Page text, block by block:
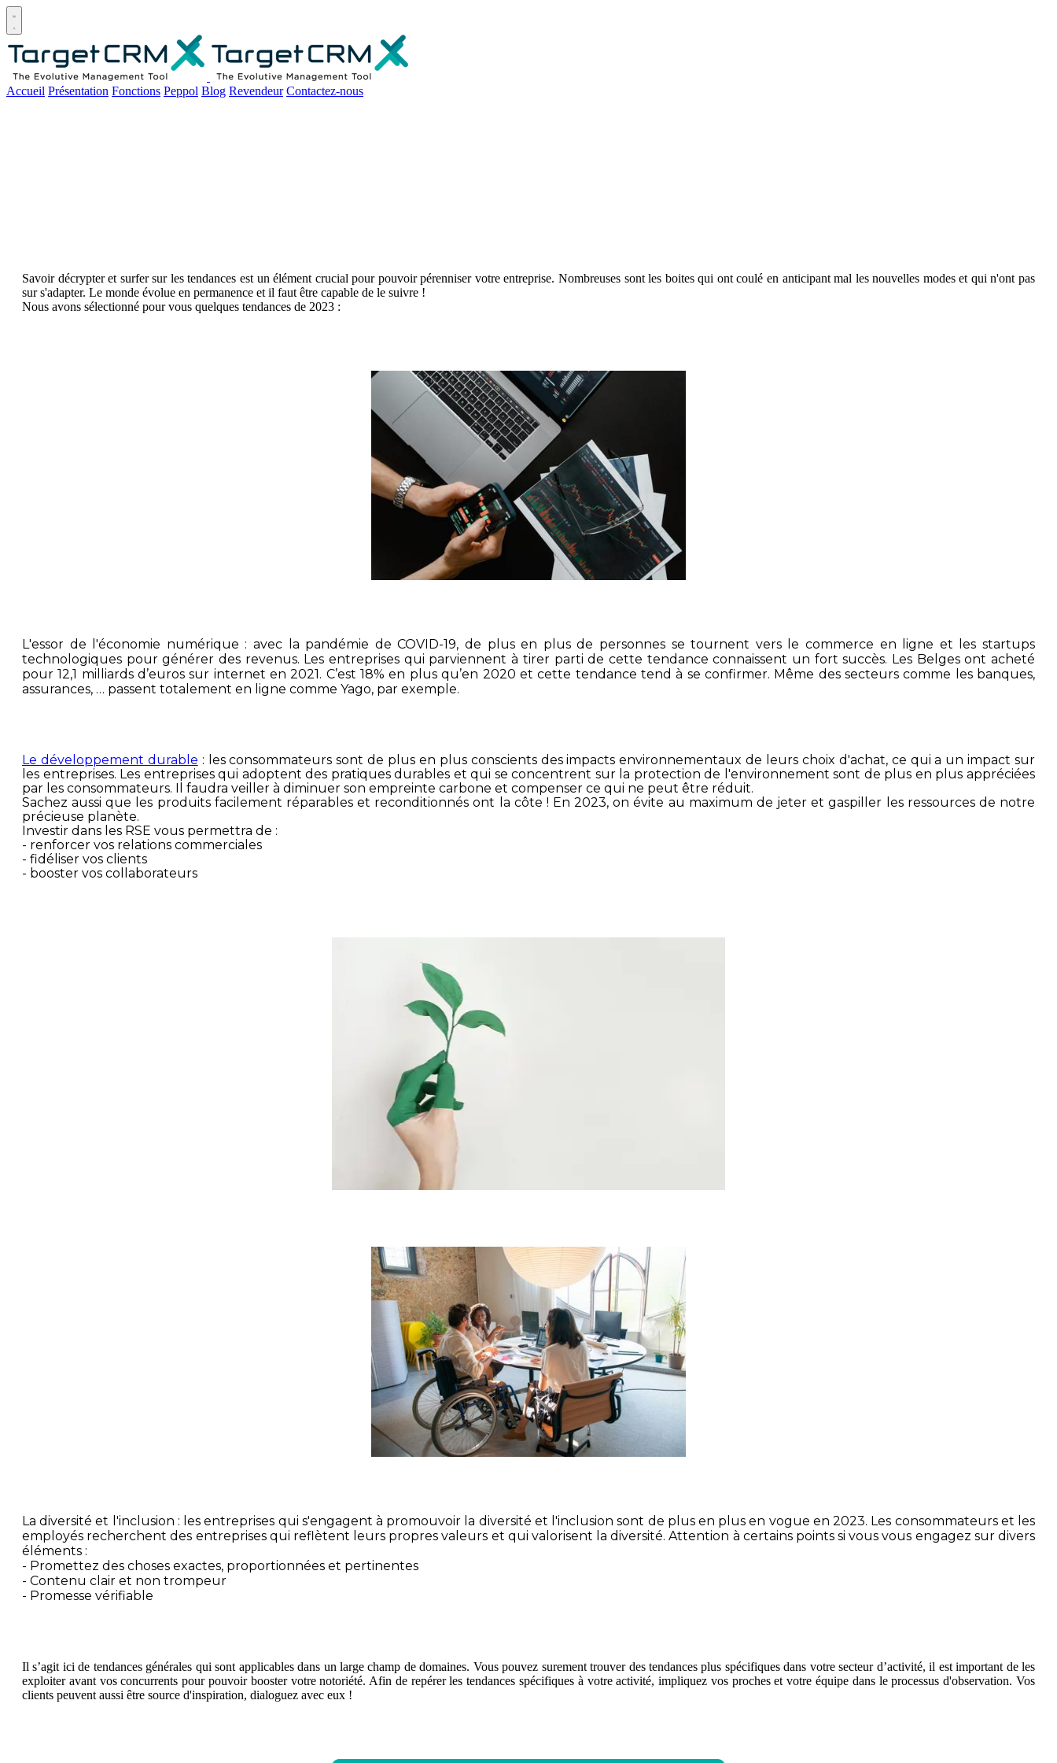
Open main menu
Accueil Présentation Fonctions Peppol Blog Revendeur Contactez-nous
Savoir décrypter et surfer sur les tendances est un élément crucial pour pouvoir pérenniser votre entreprise. Nombreuses sont les boites qui ont coulé en anticipant mal les nouvelles modes et qui n'ont pas
sur s'adapter. Le monde évolue en permanence et il faut être capable de le suivre !
Nous avons sélectionné pour vous quelques tendances de 2023 :
L'essor de l'économie numérique : avec la pandémie de COVID-19, de plus en plus de personnes se tournent vers le commerce en ligne et les startups
technologiques pour générer des revenus. Les entreprises qui parviennent à tirer parti de cette tendance connaissent un fort succès. Les Belges ont acheté
pour 12,1 milliards d’euros sur internet en 2021. C’est 18% en plus qu’en 2020 et cette tendance tend à se confirmer. Même des secteurs comme les banques,
assurances, … passent totalement en ligne comme Yago, par exemple.
Le développement durable : les consommateurs sont de plus en plus conscients des impacts environnementaux de leurs choix d'achat, ce qui a un impact sur
les entreprises. Les entreprises qui adoptent des pratiques durables et qui se concentrent sur la protection de l'environnement sont de plus en plus appréciées
par les consommateurs. Il faudra veiller à diminuer son empreinte carbone et compenser ce qui ne peut être réduit.
Sachez aussi que les produits facilement réparables et reconditionnés ont la côte ! En 2023, on évite au maximum de jeter et gaspiller les ressources de notre
précieuse planète.
Investir dans les RSE vous permettra de :
- renforcer vos relations commerciales
- fidéliser vos clients
- booster vos collaborateurs
La diversité et l'inclusion : les entreprises qui s'engagent à promouvoir la diversité et l'inclusion sont de plus en plus en vogue en 2023. Les consommateurs et les
employés recherchent des entreprises qui reflètent leurs propres valeurs et qui valorisent la diversité. Attention à certains points si vous vous engagez sur divers
éléments :
- Promettez des choses exactes, proportionnées et pertinentes
- Contenu clair et non trompeur
- Promesse vérifiable
Il s’agit ici de tendances générales qui sont applicables dans un large champ de domaines. Vous pouvez surement trouver des tendances plus spécifiques dans votre secteur d’activité, il est important de les
exploiter avant vos concurrents pour pouvoir booster votre notoriété. Afin de repérer les tendances spécifiques à votre activité, impliquez vos proches et votre équipe dans le processus d'observation. Vos
clients peuvent aussi être source d'inspiration, dialoguez avec eux !